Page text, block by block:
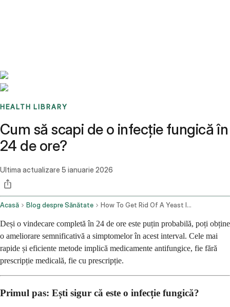
HEALTH LIBRARY
Cum să scapi de o infecție fungică în
24 de ore?
Ultima actualizare 5 ianuarie 2026
Acasă Blog despre Sănătate How To Get Rid Of A Yeast Infection In 24 Hours
Deși o vindecare completă în 24 de ore este puțin probabilă, poți obține
o ameliorare semnificativă a simptomelor în acest interval. Cele mai
rapide și eficiente metode implică medicamente antifungice, fie fără
prescripție medicală, fie cu prescripție.
Primul pas: Ești sigur că este o infecție fungică?